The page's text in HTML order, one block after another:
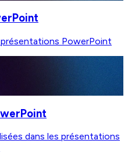
PowerPoint
dans les présentations